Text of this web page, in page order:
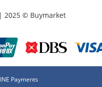
| 2025 © Buymarket
Payments